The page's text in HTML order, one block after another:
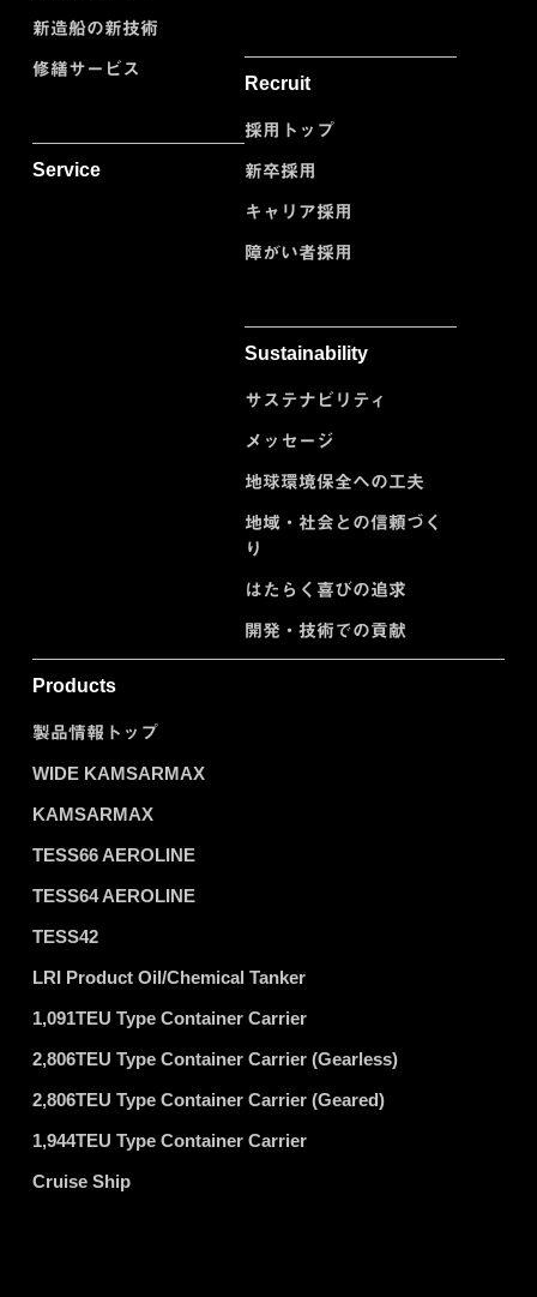
新造船の新技術
修繕サービス
Service
Recruit
採用トップ
新卒採用
キャリア採用
障がい者採用
Sustainability
サステナビリティ
メッセージ
地球環境保全への工夫
地域・社会との信頼づく
り
はたらく喜びの追求
開発・技術での貢献
Products
製品情報トップ
WIDE KAMSARMAX
KAMSARMAX
TESS66 AEROLINE
TESS64 AEROLINE
TESS42
LRI Product Oil/Chemical Tanker
1,091TEU Type Container Carrier
2,806TEU Type Container Carrier (Gearless)
2,806TEU Type Container Carrier (Geared)
1,944TEU Type Container Carrier
Cruise Ship